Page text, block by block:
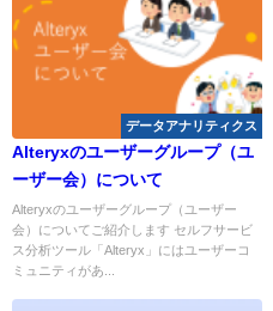
データアナリティクス
Alteryxのユーザーグループ（ユ
ーザー会）について
Alteryxのユーザーグループ（ユーザー
会）についてご紹介します セルフサービ
ス分析ツール「Alteryx」にはユーザーコ
ミュニティがあ...